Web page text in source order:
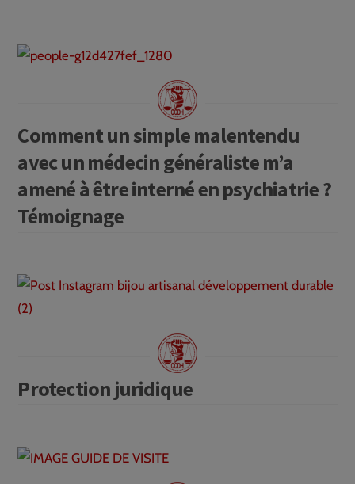
Comment un simple malentendu
avec un médecin généraliste m’a
amené à être interné en psychiatrie ?
Témoignage
Protection juridique